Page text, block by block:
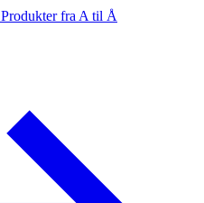
Produkter fra A til Å